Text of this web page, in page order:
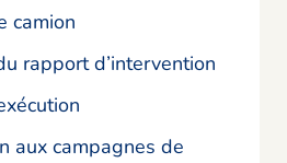
camion
rapport d’intervention
aux campagnes de